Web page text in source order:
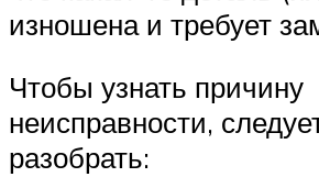
изношена и требует
Чтобы узнать причину
неисправности,
разобрать: